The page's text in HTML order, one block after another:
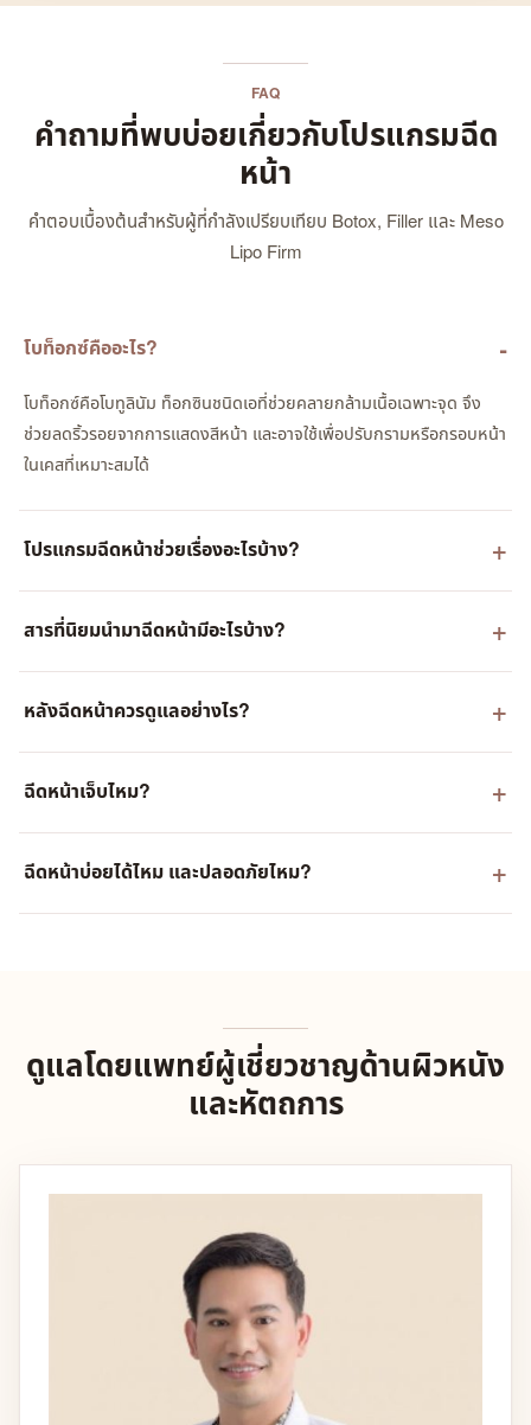
FAQ
คำถามที่พบบ่อยเกี่ยวกับโปรแกรมฉีด
หน้า
คำตอบเบื้องต้นสำหรับผู้ที่กำลังเปรียบเทียบ Botox, Filler และ Meso
Lipo Firm
โบท็อกซ์คืออะไร?
โบท็อกซ์คือโบทูลินัม ท็อกซินชนิดเอที่ช่วยคลายกล้ามเนื้อเฉพาะจุด จึง
ช่วยลดริ้วรอยจากการแสดงสีหน้า และอาจใช้เพื่อปรับกรามหรือกรอบหน้า
ในเคสที่เหมาะสมได้
โปรแกรมฉีดหน้าช่วยเรื่องอะไรบ้าง?
สารที่นิยมนำมาฉีดหน้ามีอะไรบ้าง?
หลังฉีดหน้าควรดูแลอย่างไร?
ฉีดหน้าเจ็บไหม?
ฉีดหน้าบ่อยได้ไหม และปลอดภัยไหม?
ดูแลโดยแพทย์ผู้เชี่ยวชาญด้านผิวหนัง
และหัตถการ